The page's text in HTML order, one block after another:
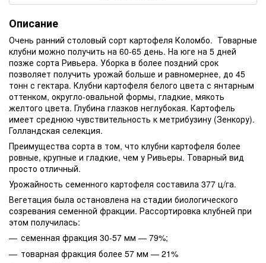
Описание
Очень ранний столовый сорт картофеля Коломбо. Товарные
клубни можно получить на 60-65 день. На юге на 5 дней
позже сорта Ривьера. Уборка в более поздний срок
позволяет получить урожай больше и равномернее, до 45
тонн с гектара. Клубни картофеля белого цвета с янтарным
оттенком, округло-овальной формы, гладкие, мякоть
желтого цвета. Глубина глазков неглубокая. Картофель
имеет среднюю чувствительность к метрибузину (Зенкору).
Голландская селекция.
Преимущества сорта в том, что клубни картофеля более
ровные, крупные и гладкие, чем у Ривьеры. Товарный вид
просто отличный.
Урожайность семенного картофеля составила 377 ц/га.
Вегетация была остановлена на стадии биологического
созревания семенной фракции. Рассортировка клубней при
этом получилась:
семенная фракция 30-57 мм — 79%;
товарная фракция более 57 мм — 21%